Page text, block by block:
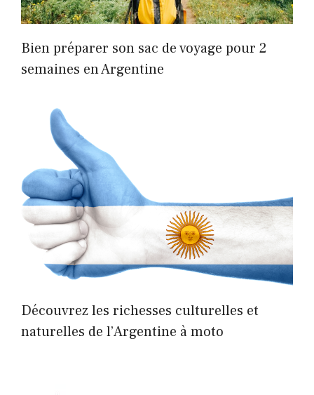
Bien préparer son sac de voyage pour 2
semaines en Argentine
Découvrez les richesses culturelles et
naturelles de l’Argentine à moto